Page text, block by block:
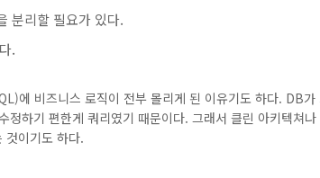
분리할 필요가 있다.
.
에 비즈니스 로직이 전부 몰리게 된 이유기도 하다. DB가
정하기 편한게 쿼리였기 때문이다. 그래서 클린 아키텍쳐나
것이기도 하다.